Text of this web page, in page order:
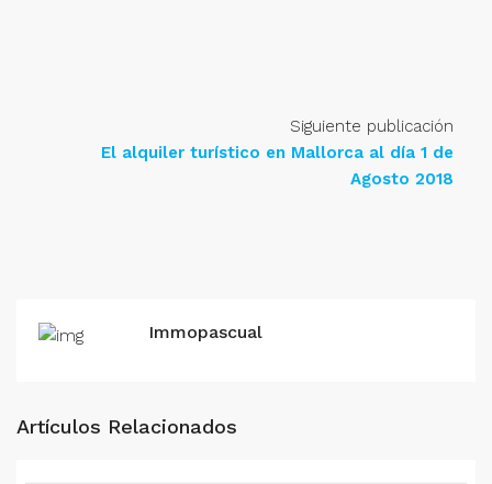
Siguiente publicación
El alquiler turístico en Mallorca al día 1 de
Agosto 2018
Immopascual
Artículos Relacionados